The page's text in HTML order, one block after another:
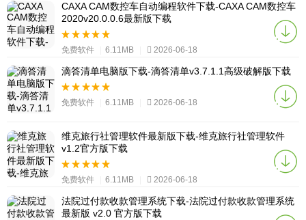
CAXA CAM数控车自动编程软件下载-CAXA CAM数控车
2020v20.0.0.6最新版下载
免费软件 6.11MB 2026-06-18
滴答清单电脑版下载-滴答清单v3.7.1.1高级破解版下载
免费软件 6.11MB 2026-06-18
维克旅行社管理软件最新版下载-维克旅行社管理软件
v1.2官方版下载
免费软件 6.11MB 2026-06-18
法院过付款收款管理系统下载-法院过付款收款管理系统
最新版 v2.0 官方版下载